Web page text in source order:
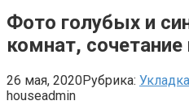
Фото голубых и
комнат,
26 мая, 2020Рубрика:
houseadmin